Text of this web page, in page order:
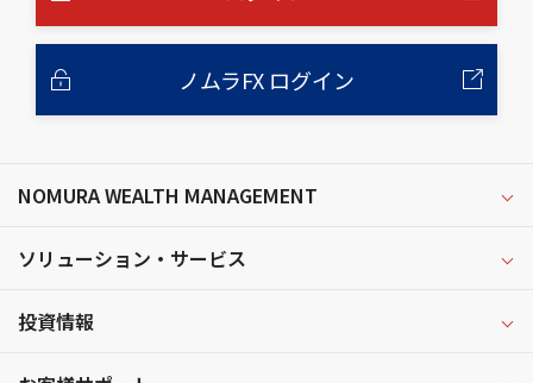
ノムラFX ログイン
NOMURA WEALTH MANAGEMENT
ソリューション・サービス
投資情報